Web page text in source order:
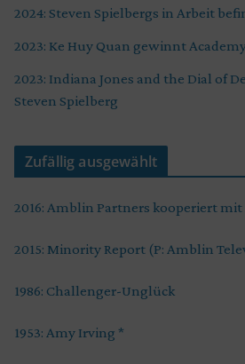
2024: Steven Spielbergs in Arbeit
2023: Ke Huy Quan gewinnt
2023: Indiana Jones and the Dial of
Steven Spielberg
Zufällig ausgewählt
2016: Amblin Partners kooperiert
2015: Minority Report (P: Amblin
1986: Challenger-Unglück
1953: Amy Irving *